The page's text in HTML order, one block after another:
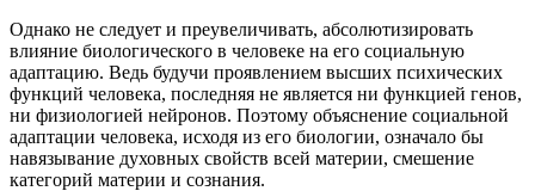
Однако не следует и преувеличивать, абсолютизировать
влияние биологического в человеке на его социальную
адаптацию. Ведь будучи проявлением высших психических
функций человека, последняя не является ни функцией генов,
ни физиологией нейронов. Поэтому объяснение социальной
адаптации человека, исходя из его биологии, означало бы
навязывание духовных свойств всей материи, смешение
категорий материи и сознания.